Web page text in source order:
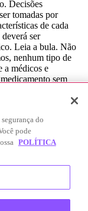
Decisões
tomadas por
de cada
ser
Leia a bula. Não
nenhum tipo de
a médicos e
sem
contribuímos para
para que sua
da compra
reservados.
/ SP - CEP.:
do
pode
POLÍTICA